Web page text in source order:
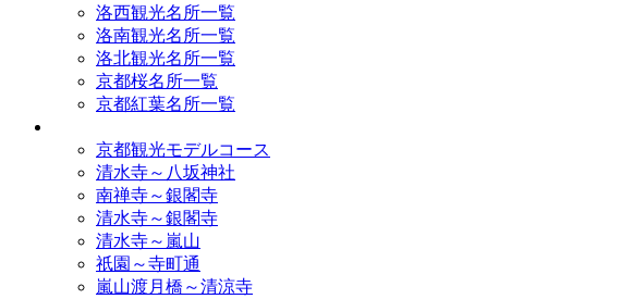
洛西観光名所一覧
洛南観光名所一覧
洛北観光名所一覧
京都桜名所一覧
京都紅葉名所一覧
京都観光モデルコース
清水寺～八坂神社
南禅寺～銀閣寺
清水寺～銀閣寺
清水寺～嵐山
祇園～寺町通
嵐山渡月橋～清涼寺